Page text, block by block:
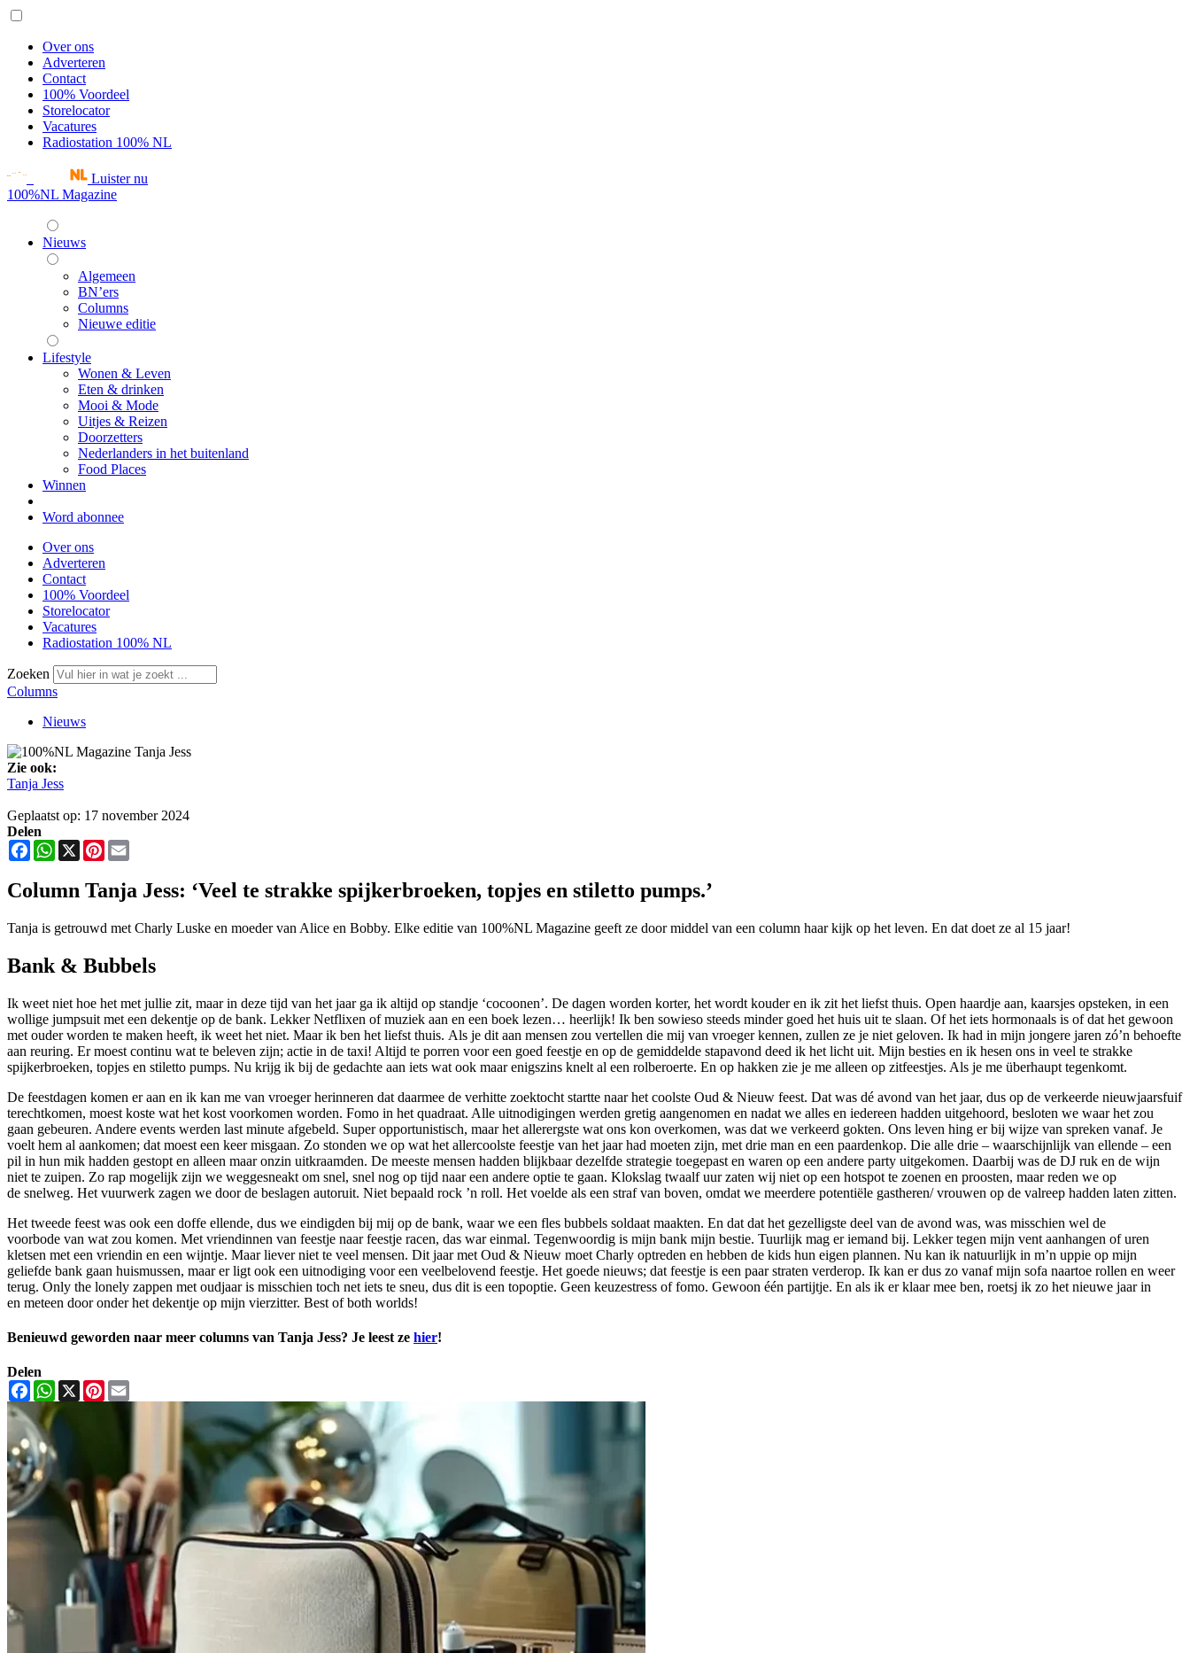
Over ons
Adverteren
Contact
100% Voordeel
Storelocator
Vacatures
Radiostation 100% NL
Luister nu
100%NL Magazine
Nieuws
Algemeen
BN’ers
Columns
Nieuwe editie
Lifestyle
Wonen & Leven
Eten & drinken
Mooi & Mode
Uitjes & Reizen
Doorzetters
Nederlanders in het buitenland
Food Places
Winnen
Word abonnee
Over ons
Adverteren
Contact
100% Voordeel
Storelocator
Vacatures
Radiostation 100% NL
Zoeken
Columns
Nieuws
Zie ook:
Tanja Jess
Geplaatst op: 17 november 2024
Delen
FacebookWhatsApp
X Pinterest
Column Tanja Jess: ‘Veel te strakke spijkerbroeken, topjes en stiletto pumps.’
Tanja is getrouwd met Charly Luske en moeder van Alice en Bobby. Elke editie van 100%NL Magazine geeft ze door middel van een column haar kijk op het leven. En dat doet ze al 15 jaar!
Bank & Bubbels
Ik weet niet hoe het met jullie zit, maar in deze tijd van het jaar ga ik altijd op standje ‘cocoonen’. De dagen worden korter, het wordt kouder en ik zit het liefst thuis. Open haardje aan, kaarsjes opsteken, in een
wollige jumpsuit met een dekentje op de bank. Lekker Netflixen of muziek aan en een boek lezen… heerlijk! Ik ben sowieso steeds minder goed het huis uit te slaan. Of het iets hormonaals is of dat het gewoon
met ouder worden te maken heeft, ik weet het niet. Maar ik ben het liefst thuis. Als je dit aan mensen zou vertellen die mij van vroeger kennen, zullen ze je niet geloven. Ik had in mijn jongere jaren zó’n behoefte
aan reuring. Er moest continu wat te beleven zijn; actie in de taxi! Altijd te porren voor een goed feestje en op de gemiddelde stapavond deed ik het licht uit. Mijn besties en ik hesen ons in veel te strakke
spijkerbroeken, topjes en stiletto pumps. Nu krijg ik bij de gedachte aan iets wat ook maar enigszins knelt al een rolberoerte. En op hakken zie je me alleen op zitfeestjes. Als je me überhaupt tegenkomt.
De feestdagen komen er aan en ik kan me van vroeger herinneren dat daarmee de verhitte zoektocht startte naar het coolste Oud & Nieuw feest. Dat was dé avond van het jaar, dus op de verkeerde nieuwjaarsfuif
terechtkomen, moest koste wat het kost voorkomen worden. Fomo in het quadraat. Alle uitnodigingen werden gretig aangenomen en nadat we alles en iedereen hadden uitgehoord, besloten we waar het zou
gaan gebeuren. Andere events werden last minute afgebeld. Super opportunistisch, maar het allerergste wat ons kon overkomen, was dat we verkeerd gokten. Ons leven hing er bij wijze van spreken vanaf. Je
voelt hem al aankomen; dat moest een keer misgaan. Zo stonden we op wat het allercoolste feestje van het jaar had moeten zijn, met drie man en een paardenkop. Die alle drie – waarschijnlijk van ellende – een
pil in hun mik hadden gestopt en alleen maar onzin uitkraamden. De meeste mensen hadden blijkbaar dezelfde strategie toegepast en waren op een andere party uitgekomen. Daarbij was de DJ ruk en de wijn
niet te zuipen. Zo rap mogelijk zijn we weggesneakt om snel, snel nog op tijd naar een andere optie te gaan. Klokslag twaalf uur zaten wij niet op een hotspot te zoenen en proosten, maar reden we op
de snelweg. Het vuurwerk zagen we door de beslagen autoruit. Niet bepaald rock ’n roll. Het voelde als een straf van boven, omdat we meerdere potentiële gastheren/ vrouwen op de valreep hadden laten zitten.
Het tweede feest was ook een doffe ellende, dus we eindigden bij mij op de bank, waar we een fles bubbels soldaat maakten. En dat dat het gezelligste deel van de avond was, was misschien wel de
voorbode van wat zou komen. Met vriendinnen van feestje naar feestje racen, das war einmal. Tegenwoordig is mijn bank mijn bestie. Tuurlijk mag er iemand bij. Lekker tegen mijn vent aanhangen of uren
kletsen met een vriendin en een wijntje. Maar liever niet te veel mensen. Dit jaar met Oud & Nieuw moet Charly optreden en hebben de kids hun eigen plannen. Nu kan ik natuurlijk in m’n uppie op mijn
geliefde bank gaan huismussen, maar er ligt ook een uitnodiging voor een veelbelovend feestje. Het goede nieuws; dat feestje is een paar straten verderop. Ik kan er dus zo vanaf mijn sofa naartoe rollen en weer
terug. Only the lonely zappen met oudjaar is misschien toch net iets te sneu, dus dit is een topoptie. Geen keuzestress of fomo. Gewoon één partijtje. En als ik er klaar mee ben, roetsj ik zo het nieuwe jaar in
en meteen door onder het dekentje op mijn vierzitter. Best of both worlds!
Benieuwd geworden naar meer columns van Tanja Jess? Je leest ze hier!
Delen
FacebookWhatsApp
X Pinterest